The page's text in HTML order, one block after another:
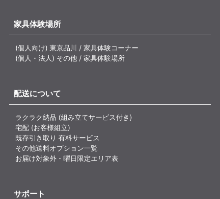
家具体験場所
(個人向け) 東京品川 / 家具体験コーナー
(個人・法人) その他 / 家具体験場所
配送について
ラクラク納品 (組み立てサービス付き)
宅配 (お客様組立)
既存引き取り 有料サービス
その他送料オプション一覧
お届け対象外・曜日限定エリア表
サポート